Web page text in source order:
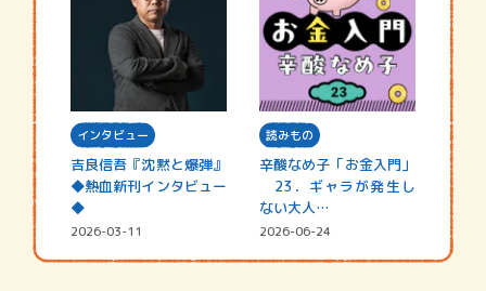
インタビュー
吉良信吾『沈黙と爆弾』
◆熱血新刊インタビュー
◆
2026-03-11
読みもの
辛酸なめ子「お金入門」
23．ギャラが発生し
ない大人…
2026-06-24